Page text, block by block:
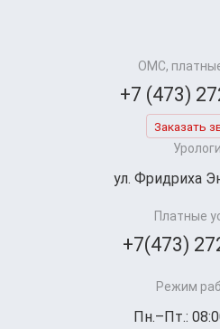
ОМС,
+7 (473)
Заказать
ул. Фридриха
Платные
+7(473)
Режим
Пн.–Пт.: